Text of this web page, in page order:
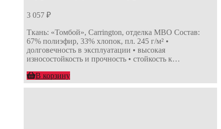
3 057 ₽
Ткань: «Томбой», Carrington, отделка МВО Состав:
67% полиэфир, 33% хлопок, пл. 245 г/м² •
долговечность в эксплуатации • высокая
износостойкость и прочность • стойкость к…
В корзину